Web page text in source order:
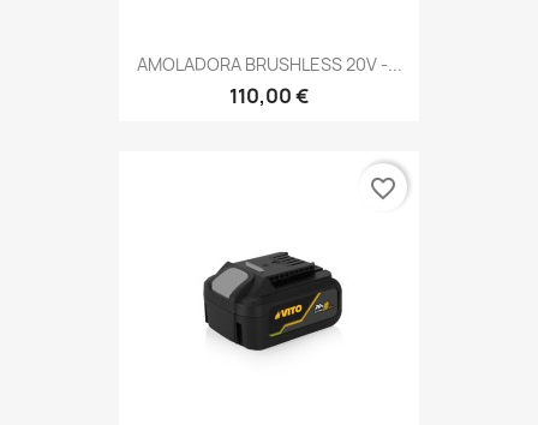
AMOLADORA BRUSHLESS 20V -...
110,00 €
favorite_border